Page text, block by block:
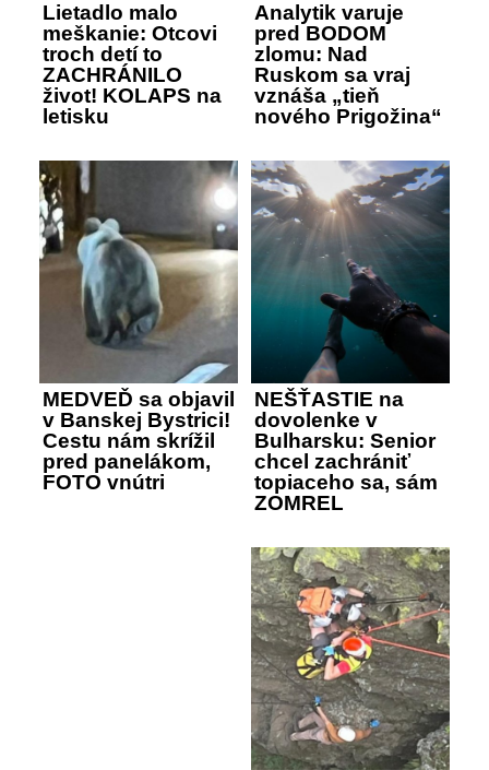
Lietadlo malo
meškanie: Otcovi
troch detí to
ZACHRÁNILO
život! KOLAPS na
letisku
Analytik varuje
pred BODOM
zlomu: Nad
Ruskom sa vraj
vznáša „tieň
nového Prigožina“
MEDVEĎ sa objavil
v Banskej Bystrici!
Cestu nám skrížil
pred panelákom,
FOTO vnútri
NEŠŤASTIE na
dovolenke v
Bulharsku: Senior
chcel zachrániť
topiaceho sa, sám
ZOMREL